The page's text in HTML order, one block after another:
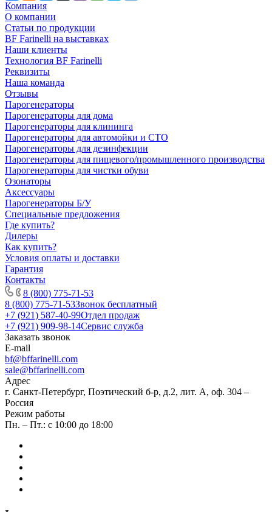
Компания
О компании
Статьи по продукции
BF Farinelli на выставках
Наши клиенты
Технология BF Farinelli
Реквизиты
Наша команда
Отзывы
Парогенераторы
Парогенераторы для дома
Парогенераторы для клининга
Парогенераторы для автомойки и СТО
Парогенераторы для дезинфекции
Парогенераторы для пищевого/промышленного производства
Парогенераторы для чистки обуви
Озонаторы
Аксессуары
Парогенераторы Б/У
Специальные предложения
Где купить?
Дилеры
Как купить?
Условия оплаты и доставки
Гарантия
Контакты
8 (800) 775-71-53
8 (800) 775-71-53Звонок бесплатный
+7 (921) 587-40-99Отдел продаж
+7 (921) 909-98-14Сервис служба
Заказать звонок
E-mail
bf@bffarinelli.com
sale@bffarinelli.com
Адрес
г. Санкт-Петербург, Поэтический б-р, д.2, лит. А, оф. 304 –
Россия
Режим работы
Пн. – Пт.: с 10:00 до 18:00